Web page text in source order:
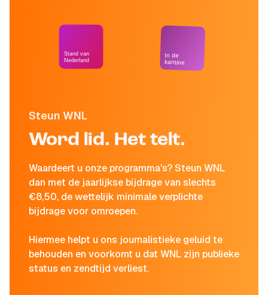
Steun WNL
Word lid. Het telt.
Waardeert u onze programma's? Steun WNL
dan met de jaarlijkse bijdrage van slechts
€8,50, de wettelijk minimale verplichte
bijdrage voor omroepen.
Hiermee helpt u ons journalistieke geluid te
behouden en voorkomt u dat WNL zijn publieke
status en zendtijd verliest.
Stand van
Nederland
In de
kantine